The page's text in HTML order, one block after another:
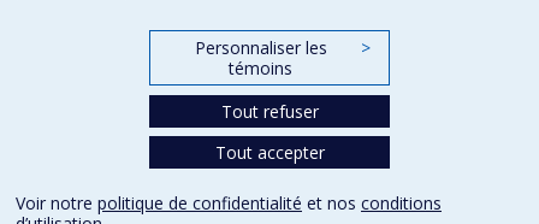
Personnaliser les
témoins
>
Tout refuser
Tout accepter
Voir notre politique de confidentialité et nos conditions